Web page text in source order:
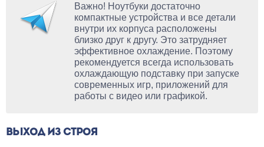
Важно! Ноутбуки достаточно
компактные устройства и все детали
внутри их корпуса расположены
близко друг к другу. Это затрудняет
эффективное охлаждение. Поэтому
рекомендуется всегда использовать
охлаждающую подставку при запуске
современных игр, приложений для
работы с видео или графикой.
ВЫХОД ИЗ СТРОЯ